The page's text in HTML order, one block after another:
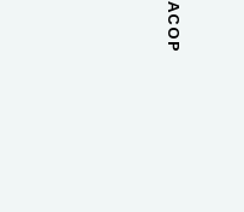
ACOP